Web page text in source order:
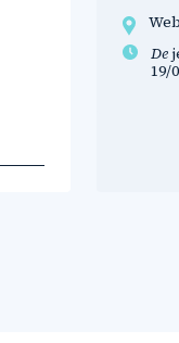
De
19/